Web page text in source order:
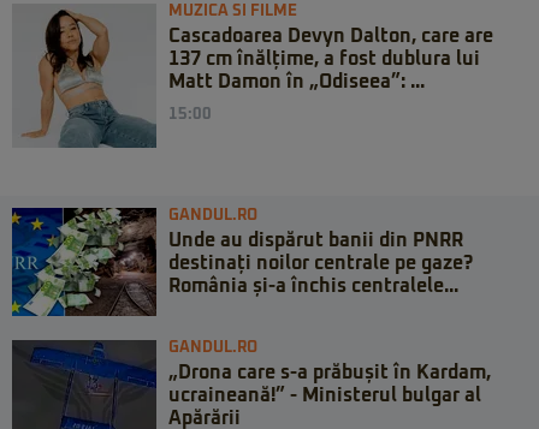
MUZICA SI FILME
Cascadoarea Devyn Dalton, care are
137 cm înălțime, a fost dublura lui
Matt Damon în „Odiseea”: ...
15:00
GANDUL.RO
Unde au dispărut banii din PNRR
destinați noilor centrale pe gaze?
România și-a închis centralele...
GANDUL.RO
„Drona care s-a prăbușit în Kardam,
ucraineană!” - Ministerul bulgar al
Apărării